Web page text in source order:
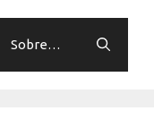
Sobre…